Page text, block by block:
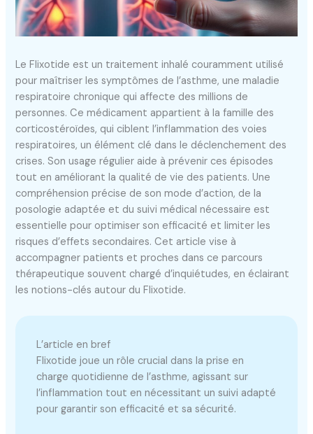
Le Flixotide est un traitement inhalé couramment utilisé
pour maîtriser les symptômes de l’asthme, une maladie
respiratoire chronique qui affecte des millions de
personnes. Ce médicament appartient à la famille des
corticostéroïdes, qui ciblent l’inflammation des voies
respiratoires, un élément clé dans le déclenchement des
crises. Son usage régulier aide à prévenir ces épisodes
tout en améliorant la qualité de vie des patients. Une
compréhension précise de son mode d’action, de la
posologie adaptée et du suivi médical nécessaire est
essentielle pour optimiser son efficacité et limiter les
risques d’effets secondaires. Cet article vise à
accompagner patients et proches dans ce parcours
thérapeutique souvent chargé d’inquiétudes, en éclairant
les notions-clés autour du Flixotide.
L’article en bref
Flixotide joue un rôle crucial dans la prise en
charge quotidienne de l’asthme, agissant sur
l’inflammation tout en nécessitant un suivi adapté
pour garantir son efficacité et sa sécurité.